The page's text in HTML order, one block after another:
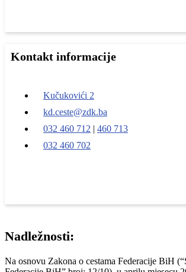
Kontakt informacije
Kučukovići 2
kd.ceste@zdk.ba
032 460 712 | 460 713
032 460 702
Nadležnosti:
Na osnovu Zakona o cestama Federacije BiH